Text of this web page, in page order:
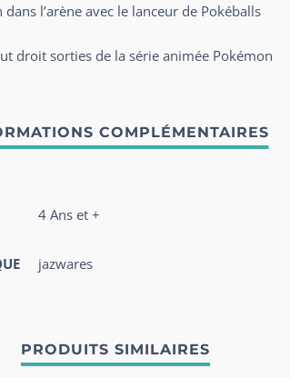
dans l’arène avec le lanceur de Pokéballs
droit sorties de la série animée Pokémon
4 Ans et +
jazwares
PRODUITS SIMILAIRES